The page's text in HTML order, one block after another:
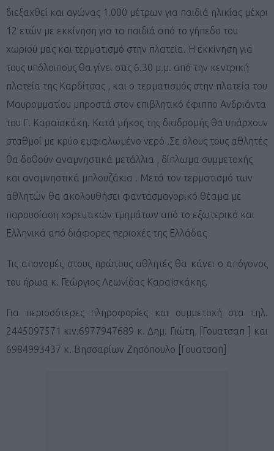
διεξαχθεί και αγώνας 1.000 μέτρων για παιδιά ηλικίας μέχρι
12 ετών με εκκίνηση για τα παιδιά από το γήπεδο του
χωριού μας και τερματισμό στην πλατεία. Η εκκίνηση για
τους υπόλοιπους θα γίνει στις 6.30 μ.μ. από την κεντρική
πλατεία της Καρδίτσας , και ο τερματισμός στην πλατεία του
Μαυρομματίου μπροστά στον επιβλητικό έφιππο Ανδριάντα
του Γ. Καραϊσκάκη. Κατά μήκος της διαδρομής θα υπάρχουν
σταθμοί με κρύο εμφιαλωμένο νερό .Σε όλους τους αθλητές
θα δοθούν αναμνηστικά μετάλλια , δίπλωμα συμμετοχής
και αναμνηστικά μπλουζάκια . Μετά τον τερματισμό των
αθλητών θα ακολουθήσει φαντασμαγορικό θέαμα με
παρουσίαση χορευτικών τμημάτων από τo εξωτερικό και
Ελληνικά από διάφορες περιοχές της Ελλάδας
Τις απονομές στους πρώτους αθλητές θα κάνει ο απόγονος
του ήρωα κ. Γεώργιος Λεωνίδας Καραϊσκάκης.
Για περισσότερες πληροφορίες και συμμετοχή στα τηλ.
2445097571 κιν.6977947689 κ. Δημ. Γιώτη, [Γουατσαπ ] και
6984993437 κ. Βησσαρίων Ζησόπουλο [Γουατσαπ]